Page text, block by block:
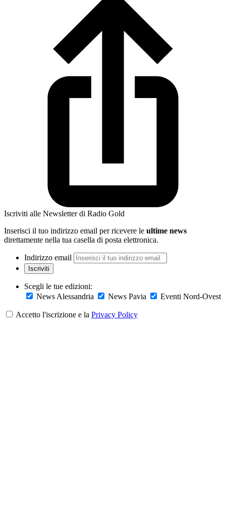
Iscriviti alle Newsletter di Radio Gold
Inserisci il tuo indirizzo email per ricevere le ultime news
direttamente nella tua casella di posta elettronica.
Indirizzo email
Iscriviti
Scegli le tue edizioni:
News Alessandria
News Pavia Eventi Nord-Ovest
Accetto l'iscrizione e la Privacy Policy